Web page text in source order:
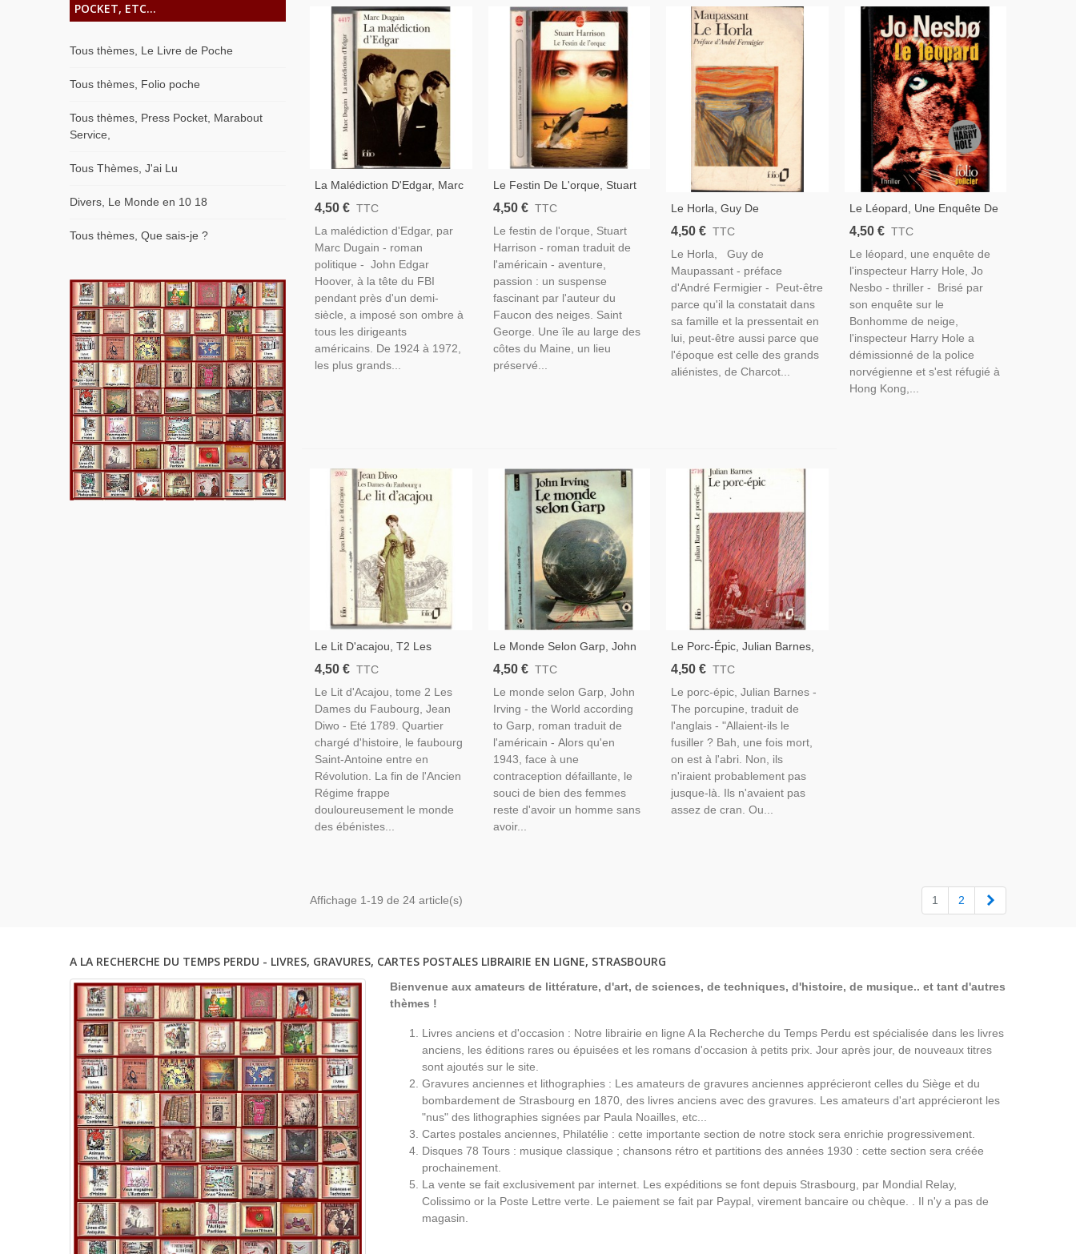
POCKET, ETC...
Tous thèmes, Le Livre de Poche
Tous thèmes, Folio poche
Tous thèmes, Press Pocket, Marabout
Service,
Tous Thèmes, J'ai Lu
Divers, Le Monde en 10 18
Tous thèmes, Que sais-je ?
La Malédiction D'Edgar, Marc
Dugain, 2006 - John Edgar
FBI, Etats-Unis,
4,50 € TTC
La malédiction d'Edgar, par
Marc Dugain - roman
politique - John Edgar
Hoover, à la tête du FBI
pendant près d'un demi-
siècle, a imposé son ombre à
tous les dirigeants
américains. De 1924 à 1972,
les plus grands...
Le Festin De L'orque, Stuart
Harrison, 2002 - Thriller,
4,50 € TTC
Le festin de l'orque, Stuart
Harrison - roman traduit de
l'américain - aventure,
passion : un suspense
fascinant par l'auteur du
Faucon des neiges. Saint
George. Une île au large des
côtes du Maine, un lieu
préservé...
Le Horla, Guy De
Maupassant, 1991 - Folie,
4,50 € TTC
Le Horla, Guy de
Maupassant - préface
d'André Fermigier - Peut-être
parce qu'il la constatait dans
sa famille et la pressentait en
lui, peut-être aussi parce que
l'époque est celle des grands
aliénistes, de Charcot...
Le Léopard, Une Enquête De
L'inspecteur Harry Hole, Jo
Norvège, Roman Policier,
4,50 € TTC
Le léopard, une enquête de
l'inspecteur Harry Hole, Jo
Nesbo - thriller - Brisé par
son enquête sur le
Bonhomme de neige,
l'inspecteur Harry Hole a
démissionné de la police
norvégienne et s'est réfugié à
Hong Kong,...
Le Lit D'acajou, T2 Les
Dames Du Faubourg, Jean
4,50 € TTC
Le Lit d'Acajou, tome 2 Les
Dames du Faubourg, Jean
Diwo - Eté 1789. Quartier
chargé d'histoire, le faubourg
Saint-Antoine entre en
Révolution. La fin de l'Ancien
Régime frappe
douloureusement le monde
des ébénistes...
Le Monde Selon Garp, John
Irving, 1981- Littérature
4,50 € TTC
Le monde selon Garp, John
Irving - the World according
to Garp, roman traduit de
l'américain - Alors qu'en
1943, face à une
contraception défaillante, le
souci de bien des femmes
reste d'avoir un homme sans
avoir...
Le Porc-Épic, Julian Barnes,
1995 - Romans Anglais,
4,50 € TTC
Le porc-épic, Julian Barnes -
The porcupine, traduit de
l'anglais - "Allaient-ils le
fusiller ? Bah, une fois mort,
on est à l'abri. Non, ils
n'iraient probablement pas
jusque-là. Ils n'avaient pas
assez de cran. Ou...
Affichage 1-19 de 24 article(s) 1 2
A LA RECHERCHE DU TEMPS PERDU - LIVRES, GRAVURES, CARTES POSTALES LIBRAIRIE EN LIGNE, STRASBOURG
Bienvenue aux amateurs de littérature, d'art, de sciences, de techniques, d'histoire, de musique.. et tant d'autres
thèmes !
Livres anciens et d'occasion : Notre librairie en ligne A la Recherche du Temps Perdu est spécialisée dans les livres
anciens, les éditions rares ou épuisées et les romans d'occasion à petits prix. Jour après jour, de nouveaux titres
sont ajoutés sur le site.
Gravures anciennes et lithographies : Les amateurs de gravures anciennes apprécieront celles du Siège et du
bombardement de Strasbourg en 1870, des livres anciens avec des gravures. Les amateurs d'art apprécieront les
"nus" des lithographies signées par Paula Noailles, etc...
Cartes postales anciennes, Philatélie : cette importante section de notre stock sera enrichie progressivement.
Disques 78 Tours : musique classique ; chansons rétro et partitions des années 1930 : cette section sera créée
prochainement.
La vente se fait exclusivement par internet. Les expéditions se font depuis Strasbourg, par Mondial Relay,
Colissimo or la Poste Lettre verte. Le paiement se fait par Paypal, virement bancaire ou chèque. . Il n'y a pas de
magasin.